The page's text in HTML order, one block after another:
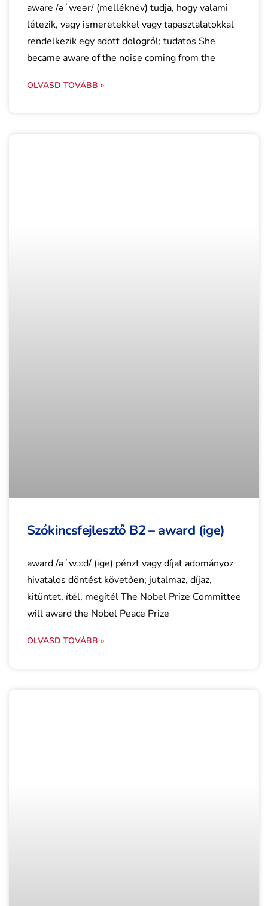
aware /əˈweər/ (melléknév) tudja, hogy valami
létezik, vagy ismeretekkel vagy tapasztalatokkal
rendelkezik egy adott dologról; tudatos She
became aware of the noise coming from the
OLVASD TOVÁBB »
Szókincsfejlesztő B2 – award (ige)
award /əˈwɔːd/ (ige) pénzt vagy díjat adományoz
hivatalos döntést követően; jutalmaz, díjaz,
kitüntet, ítél, megítél The Nobel Prize Committee
will award the Nobel Peace Prize
OLVASD TOVÁBB »